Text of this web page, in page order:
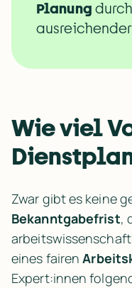
Planung
Wie viel
Bekanntgabefrist,
eines fairen
Expert:innen